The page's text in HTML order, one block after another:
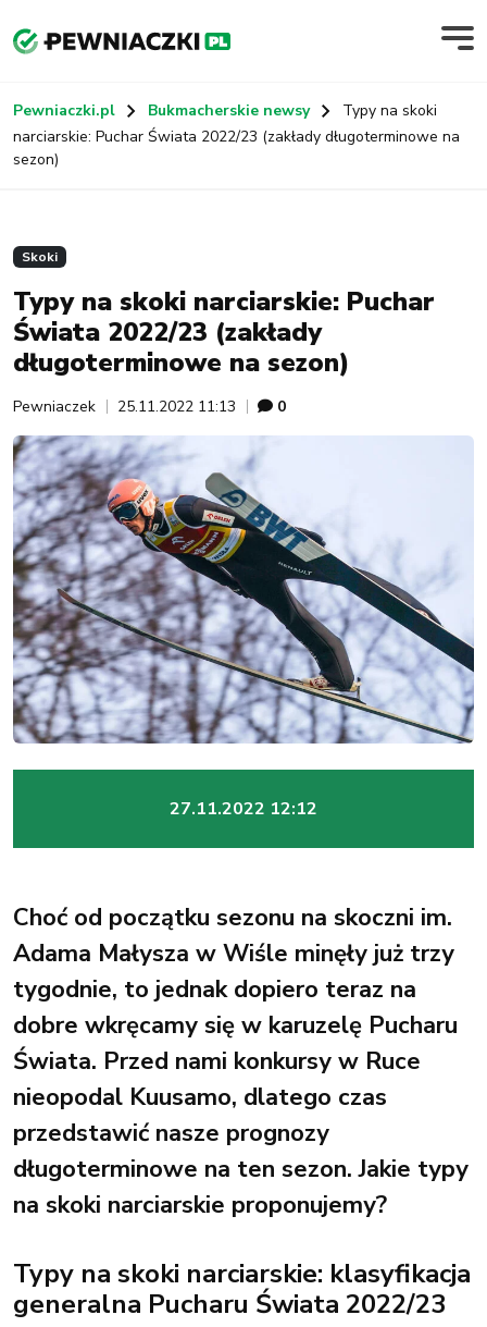
Pewniaczki.pl Bukmacherskie newsy
Typy na skoki
narciarskie: Puchar Świata 2022/23 (zakłady długoterminowe na
sezon)
Skoki
Typy na skoki narciarskie: Puchar
Świata 2022/23 (zakłady
długoterminowe na sezon)
Pewniaczek 25.11.2022 11:13 0
27.11.2022 12:12
Choć od początku sezonu na skoczni im.
Adama Małysza w Wiśle minęły już trzy
tygodnie, to jednak dopiero teraz na
dobre wkręcamy się w karuzelę Pucharu
Świata. Przed nami konkursy w Ruce
nieopodal Kuusamo, dlatego czas
przedstawić nasze prognozy
długoterminowe na ten sezon. Jakie typy
na skoki narciarskie proponujemy?
Typy na skoki narciarskie: klasyfikacja
generalna Pucharu Świata 2022/23